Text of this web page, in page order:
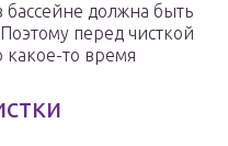
бассейне должна быть
перед чисткой
какое-то время